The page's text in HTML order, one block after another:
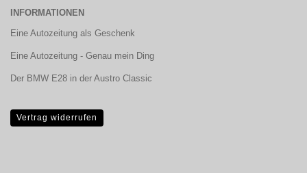
INFORMATIONEN
Eine Autozeitung als Geschenk
Eine Autozeitung - Genau mein Ding
Der BMW E28 in der Austro Classic
Vertrag widerrufen